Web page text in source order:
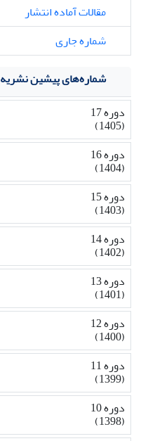
مقالات آماده انتشار
شماره جاری
شماره‌های پیشین نشریه
دوره 17
(1405)
دوره 16
(1404)
دوره 15
(1403)
دوره 14
(1402)
دوره 13
(1401)
دوره 12
(1400)
دوره 11
(1399)
دوره 10
(1398)